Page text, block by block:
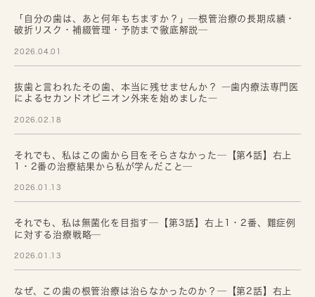
「自分の歯は、あと何年もちますか？」─根管治療の長期成績・
破折リスク・補綴管理・予防まで徹底解説─
2026.04.01
抜歯と言われたその歯、本当に残せませんか？ ―歯内療法専門医
によるセカンドオピニオン外来を始めました―
2026.02.18
それでも、私はこの歯から目をそらさなかった─【第4話】右上
1・2番の治療結果から私が学んだこと─
2026.01.13
それでも、私は無菌化を目指す─【第3話】右上1・2番、難症例
に対する治療戦略─
2026.01.13
なぜ、この歯の根管治療は治らなかったのか？─【第2話】右上